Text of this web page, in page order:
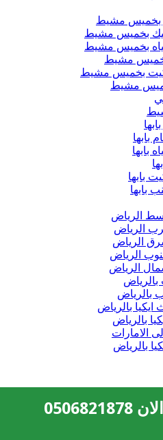
بخميس مشيط
بخميس مشيط
بخميس مشيط
مشيط
بخميس مشيط
مشيط
بابها
بابها
بابها
الرياض
الرياض
الرياض
الرياض
الرياض
بالرياض
بالرياض
بالرياض
الامارات
بالرياض